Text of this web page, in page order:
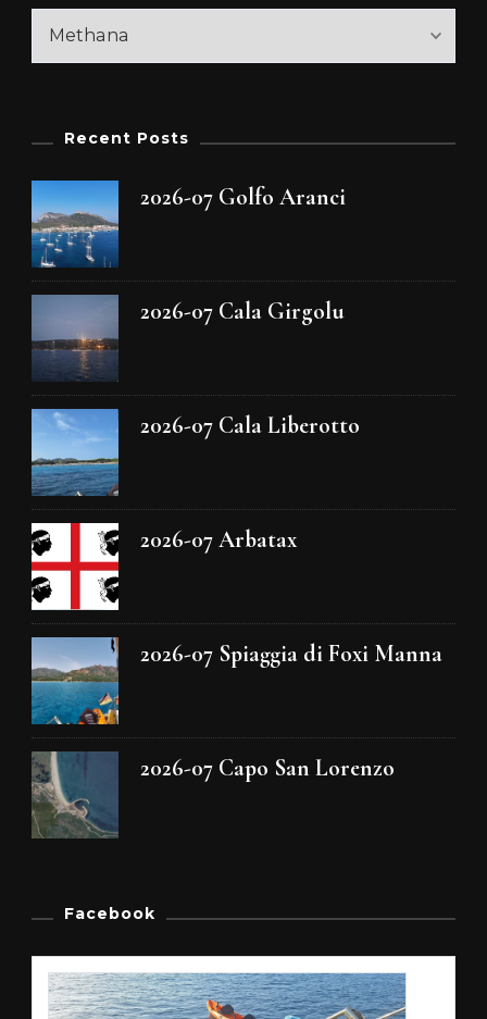
Kategorien
Recent Posts
2026-07 Golfo Aranci
2026-07 Cala Girgolu
2026-07 Cala Liberotto
2026-07 Arbatax
2026-07 Spiaggia di Foxi Manna
2026-07 Capo San Lorenzo
Facebook